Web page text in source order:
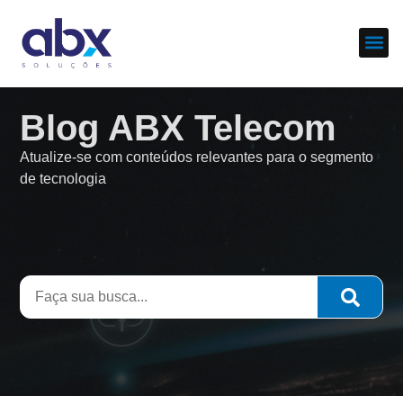
Blog ABX Telecom
Atualize-se com conteúdos relevantes para o segmento
de tecnologia